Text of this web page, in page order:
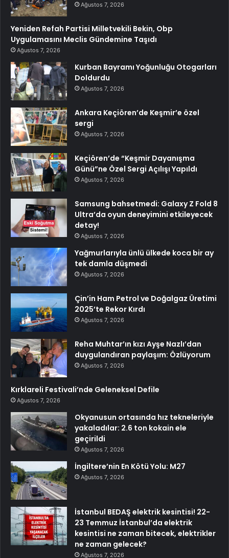
Ağustos 7, 2026
Yeniden Refah Partisi Milletvekili Bekin, Obp
Uygulamasını Meclis Gündemine Taşıdı
Ağustos 7, 2026
Kurban Bayramı Yoğunluğu Otogarları
Doldurdu
Ağustos 7, 2026
Ankara Keçiören’de Keşmir’e özel
sergi
Ağustos 7, 2026
Keçiören’de “Keşmir Dayanışma
Günü”ne Özel Sergi Açılışı Yapıldı
Ağustos 7, 2026
Samsung bahsetmedi: Galaxy Z Fold 8
Ultra’da oyun deneyimini etkileyecek
detay!
Ağustos 7, 2026
Yağmurlarıyla ünlü ülkede koca bir ay
tek damla düşmedi
Ağustos 7, 2026
Çin’in Ham Petrol ve Doğalgaz Üretimi
2025’te Rekor Kırdı
Ağustos 7, 2026
Reha Muhtar’ın kızı Ayşe Nazlı’dan
duygulandıran paylaşım: Özlüyorum
Ağustos 7, 2026
Kırklareli Festivali’nde Geleneksel Defile
Ağustos 7, 2026
Okyanusun ortasında hız tekneleriyle
yakaladılar: 2.6 ton kokain ele
geçirildi
Ağustos 7, 2026
İngiltere’nin En Kötü Yolu: M27
Ağustos 7, 2026
İstanbul BEDAŞ elektrik kesintisi! 22-
23 Temmuz İstanbul’da elektrik
kesintisi ne zaman bitecek, elektrikler
ne zaman gelecek?
Ağustos 7, 2026